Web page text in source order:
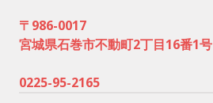
〒986-0017
宮城県石巻市不動町2丁目16番1号
0225-95-2165